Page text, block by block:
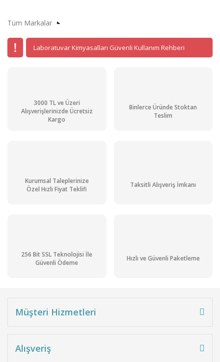
11.617,18 TL
Tüm Markalar
Laboratuvar Kimyasalları Güvenli Kullanım Rehberi
3000 TL ve Üzeri
Alışverişlerinizde Ücretsiz
Kargo
Binlerce Üründe Stoktan
Teslim
Kurumsal Taleplerinize
Özel Hızlı Fiyat Teklifi
Taksitli Alışveriş İmkanı
256 Bit SSL Teknolojisi İle
Güvenli Ödeme
Hızlı ve Güvenli Paketleme
Müşteri Hizmetleri
Alışveriş